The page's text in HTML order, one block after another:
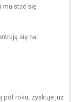
mu stać się
się na:
pół roku, zyskuje już